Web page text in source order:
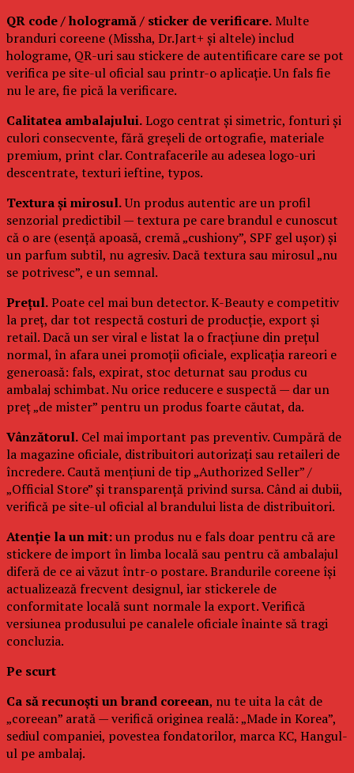
QR code / hologramă / sticker de verificare.Multe
branduri coreene (Missha, Dr.Jart+ și altele) includ
holograme, QR-uri sau stickere de autentificare care se pot
verifica pe site-ul oficial sau printr-o aplicație. Un fals fie
nu le are, fie pică la verificare.
Calitatea ambalajului.Logo centrat și simetric, fonturi și
culori consecvente, fără greșeli de ortografie, materiale
premium, print clar. Contrafacerile au adesea logo-uri
descentrate, texturi ieftine, typos.
Textura și mirosul.Un produs autentic are un profil
senzorial predictibil — textura pe care brandul e cunoscut
că o are (esență apoasă, cremă „cushiony”, SPF gel ușor) și
un parfum subtil, nu agresiv. Dacă textura sau mirosul „nu
se potrivesc”, e un semnal.
Prețul.Poate cel mai bun detector. K-Beauty e competitiv
la preț, dar tot respectă costuri de producție, export și
retail. Dacă un ser viral e listat la o fracțiune din prețul
normal, în afara unei promoții oficiale, explicația rareori e
generoasă: fals, expirat, stoc deturnat sau produs cu
ambalaj schimbat. Nu orice reducere e suspectă — dar un
preț „de mister” pentru un produs foarte căutat, da.
Vânzătorul. Cel mai important pas preventiv. Cumpără de
la magazine oficiale, distribuitori autorizați sau retaileri de
încredere. Caută mențiuni de tip „Authorized Seller” /
„Official Store” și transparență privind sursa. Când ai dubii,
verifică pe site-ul oficial al brandului lista de distribuitori.
Atenție la un mit:un produs nu e fals doar pentru că are
stickere de import în limba locală sau pentru că ambalajul
diferă de ce ai văzut într-o postare. Brandurile coreene își
actualizează frecvent designul, iar stickerele de
conformitate locală sunt normale la export. Verifică
versiunea produsului pe canalele oficiale înainte să tragi
concluzia.
Pe scurt
Ca să recunoști un brand coreean, nu te uita la cât de
„coreean” arată — verifică originea reală: „Made in Korea”,
sediul companiei, povestea fondatorilor, marca KC, Hangul-
ul pe ambalaj.